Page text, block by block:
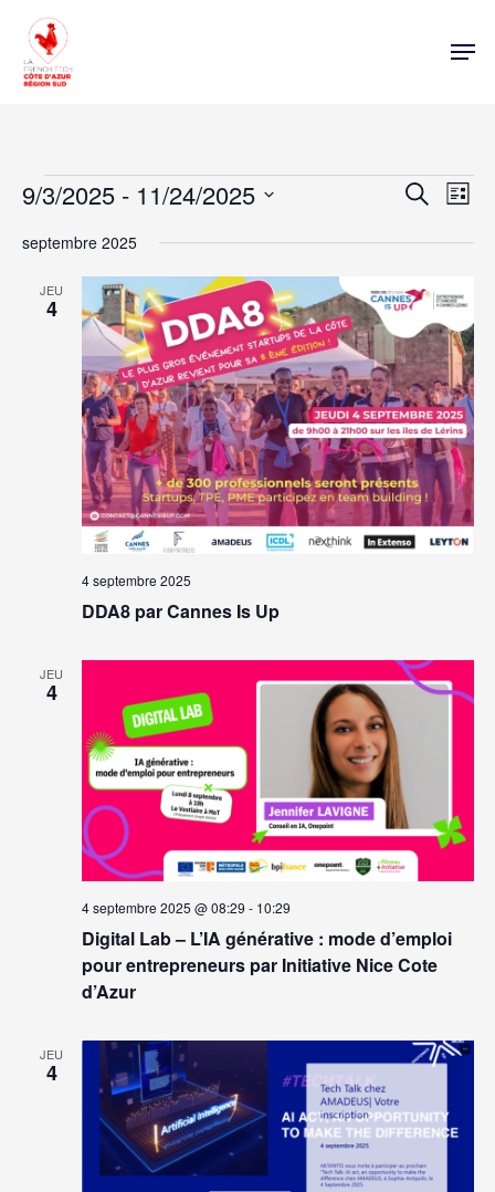
Évènements
et
de
vues
Recherche
de
Liste
9/3/2025 - 11/24/2025
une
septembre 2025
JEU
4
DDA8 par Cannes Is Up
4 septembre 2025
JEU
4
Digital Lab – L’IA générative : mode d’emploi
pour entrepreneurs par Initiative Nice Cote
d’Azur
4 septembre 2025 @ 08:29 - 10:29
JEU
4